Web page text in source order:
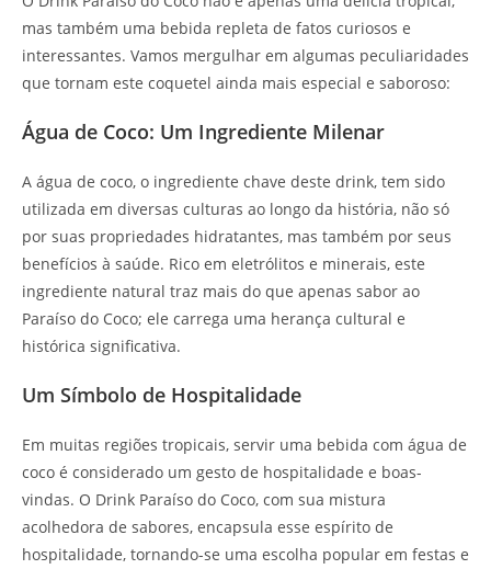
mas também uma bebida repleta de fatos curiosos e
interessantes. Vamos mergulhar em algumas peculiaridades
que tornam este coquetel ainda mais especial e saboroso:
Água de Coco: Um Ingrediente Milenar
A água de coco, o ingrediente chave deste drink, tem sido
utilizada em diversas culturas ao longo da história, não só
por suas propriedades hidratantes, mas também por seus
benefícios à saúde. Rico em eletrólitos e minerais, este
ingrediente natural traz mais do que apenas sabor ao
Paraíso do Coco; ele carrega uma herança cultural e
histórica significativa.
Um Símbolo de Hospitalidade
Em muitas regiões tropicais, servir uma bebida com água de
coco é considerado um gesto de hospitalidade e boas-
vindas. O Drink Paraíso do Coco, com sua mistura
acolhedora de sabores, encapsula esse espírito de
hospitalidade, tornando-se uma escolha popular em festas e